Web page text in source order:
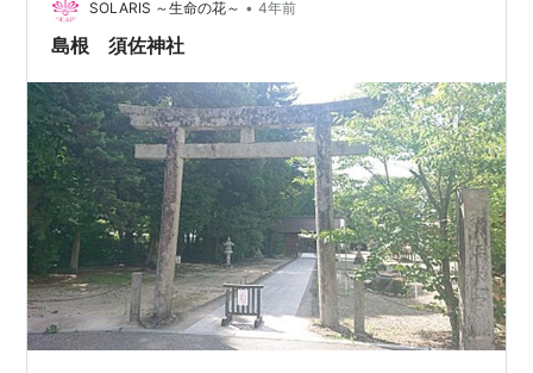
発です！！ 出雲を知り尽くしている、ガイドさん・運転
手さんと 亮さん、なるみんが、笑いいっぱいで 私たちを
SOLARIS ～生命の花～ • 4年前
島根 須佐神社